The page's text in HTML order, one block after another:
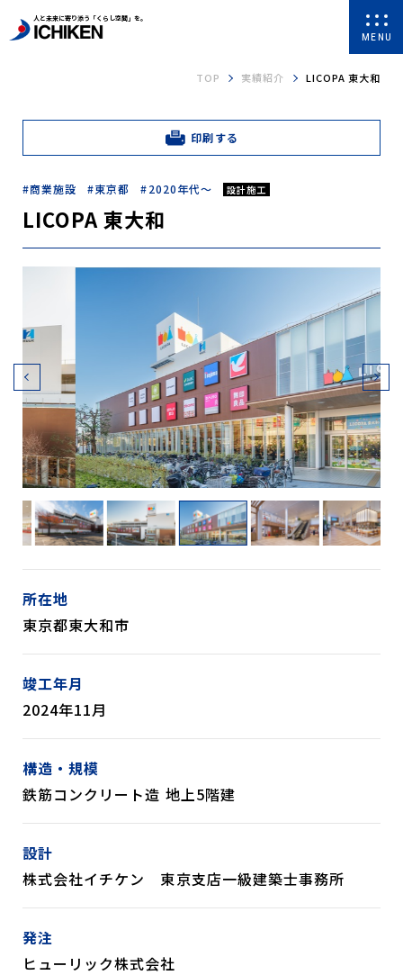
人と未来に寄り添う「くらし空間」を。
MENU
TOP 実績紹介 LICOPA 東大和
印刷する
商業施設 東京都 2020年代～ 設計施工
LICOPA 東大和
所在地
東京都東大和市
竣工年月
2024年11月
構造・規模
鉄筋コンクリート造 地上5階建
設計
株式会社イチケン 東京支店一級建築士事務所
発注
ヒューリック株式会社